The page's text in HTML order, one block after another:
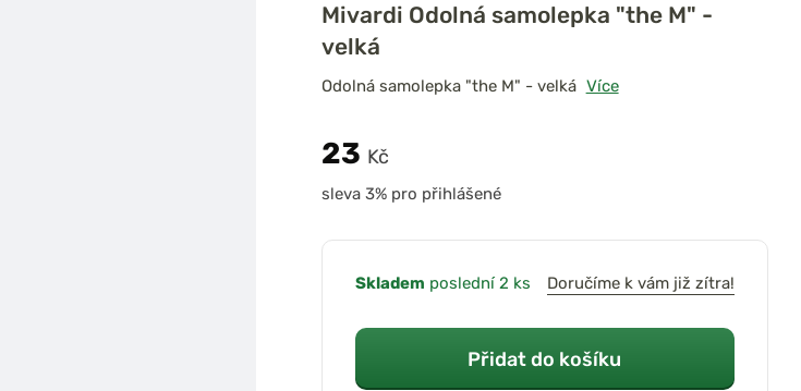
Mivardi Odolná samolepka "the M" -
velká
Odolná samolepka "the M" - velká Více
23 Kč
sleva 3% pro přihlášené
Skladem poslední 2 ks Doručíme k vám již zítra!
Přidat do košíku